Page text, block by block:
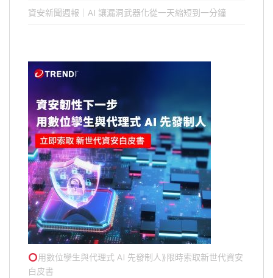
資安新聞週報｜AI 讓漏洞武器化從一天縮短到一分鐘
用數位孿生與代理式 AI 先發制人⟫限時索取新世代資安
白皮書